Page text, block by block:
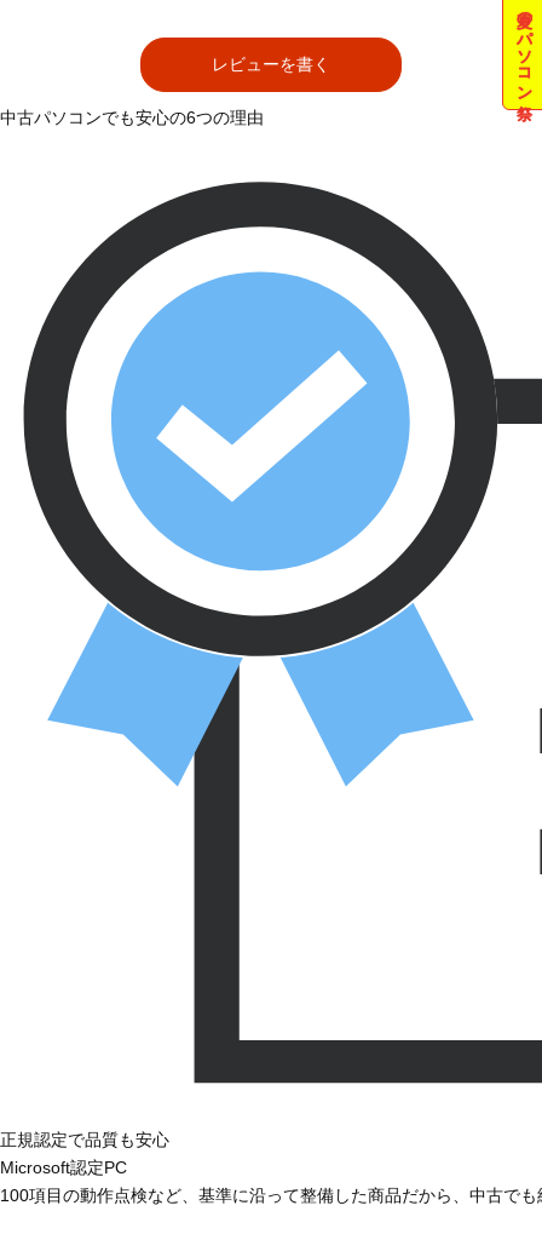
レビューを書く 夏のパソコン祭
中古パソコンでも安心の6つの理由
正規認定で品質も安心
Microsoft認定PC
100項目の動作点検など、基準に沿って整備した商品だから、中古で